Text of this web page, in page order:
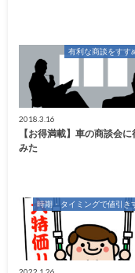
有利な商談をすす
2018.3.16
【お得満載】車の商談会に
みた
時期・タイミングで値引き
2022.1.26